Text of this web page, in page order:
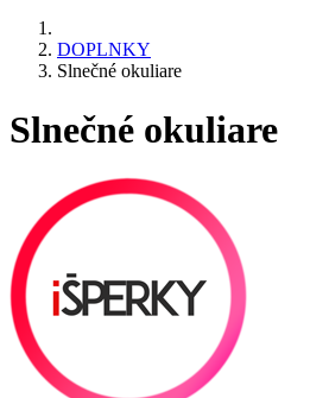
DOPLNKY
Slnečné okuliare
Slnečné okuliare